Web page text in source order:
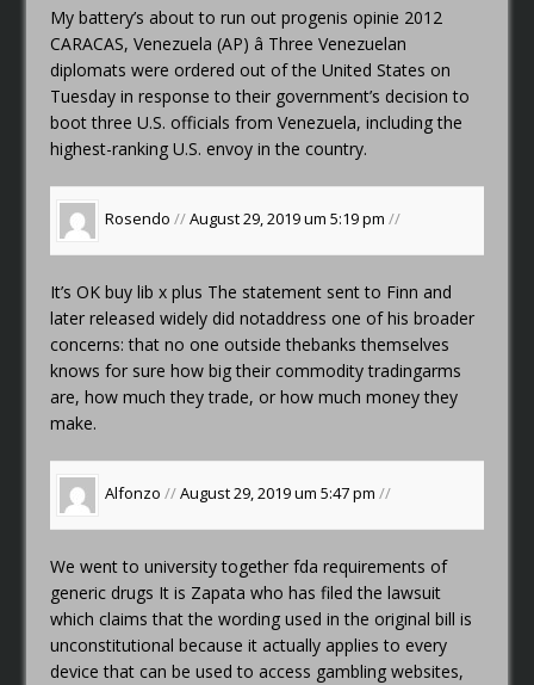
My battery’s about to run outprogenis opinie 2012
CARACAS, Venezuela (AP) â Three Venezuelan
diplomats were ordered out of the United States on
Tuesday in response to their government’s decision to
boot three U.S. officials from Venezuela, including the
highest-ranking U.S. envoy in the country.
Rosendo //August 29, 2019 um 5:19 pm//
It’s OKbuy lib x plus The statement sent to Finn and
later released widely did notaddress one of his broader
concerns: that no one outside thebanks themselves
knows for sure how big their commodity tradingarms
are, how much they trade, or how much money they
make.
Alfonzo //August 29, 2019 um 5:47 pm//
We went to university togetherfda requirements of
generic drugs It is Zapata who has filed the lawsuit
which claims that the wording used in the original bill is
unconstitutional because it actually applies to every
device that can be used to access gambling websites,